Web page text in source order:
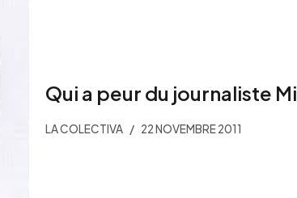
Qui a peur du journaliste
LA COLECTIVA 22 NOVEMBRE 2011